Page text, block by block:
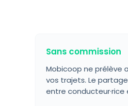
Sans commission
Mobicoop ne prélève
vos trajets. Le
entre conducteur·rice